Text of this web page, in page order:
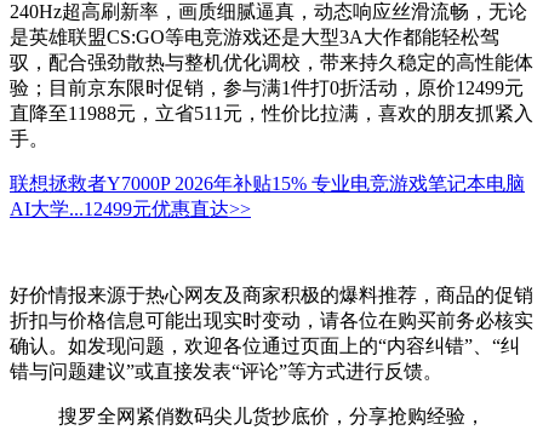
240Hz超高刷新率，画质细腻逼真，动态响应丝滑流畅，无论
是英雄联盟CS:GO等电竞游戏还是大型3A大作都能轻松驾
驭，配合强劲散热与整机优化调校，带来持久稳定的高性能体
验；目前京东限时促销，参与满1件打0折活动，原价12499元
直降至11988元，立省511元，性价比拉满，喜欢的朋友抓紧入
手。
联想拯救者Y7000P 2026年补贴15% 专业电竞游戏笔记本电脑
AI大学...12499元优惠直达>>
好价情报来源于热心网友及商家积极的爆料推荐，商品的促销
折扣与价格信息可能出现实时变动，请各位在购买前务必核实
确认。如发现问题，欢迎各位通过页面上的“内容纠错”、“纠
错与问题建议”或直接发表“评论”等方式进行反馈。
搜罗全网紧俏数码尖儿货抄底价，分享抢购经验，